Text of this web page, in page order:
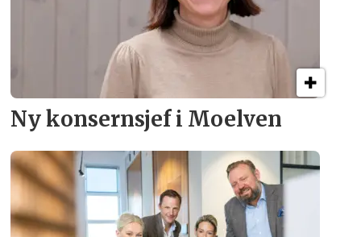
Ny konsern­sjef i Moelven